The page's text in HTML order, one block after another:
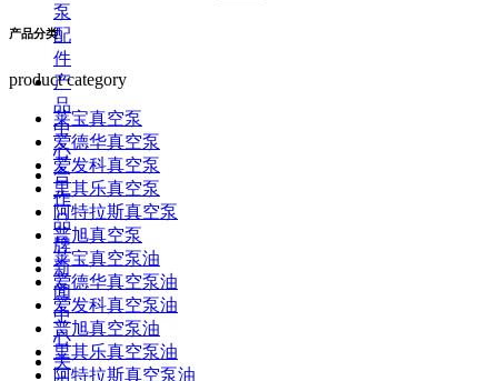
泵
配
件
产
品
中
心
合
作
品
牌
新
闻
中
心
关
产品分类
product category
莱宝真空泵
爱德华真空泵
爱发科真空泵
里其乐真空泵
阿特拉斯真空泵
普旭真空泵
莱宝真空泵油
爱德华真空泵油
爱发科真空泵油
普旭真空泵油
里其乐真空泵油
阿特拉斯真空泵油